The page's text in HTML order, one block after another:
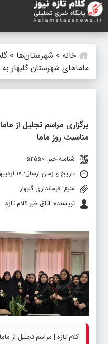
خانه » شهرستان‌ها »
ماماهای شهرستان گلبهار
برگزاری مراسم تجلیل از
مناسبت روز ماما
شناسه خبر: 52550
تاریخ و زمان ارسال: 17 اردیبهشت 1405 ساعت 10:33
منبع: فرمانداری گلبهار
نویسنده: اتاق خبر کلام تازه
کلام تازه | مراسم تجلیل از